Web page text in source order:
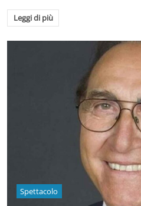
Leggi di più
Spettacolo